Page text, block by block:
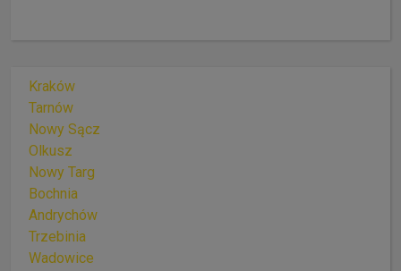
Kraków
Tarnów
Nowy Sącz
Olkusz
Nowy Targ
Bochnia
Andrychów
Trzebinia
Wadowice